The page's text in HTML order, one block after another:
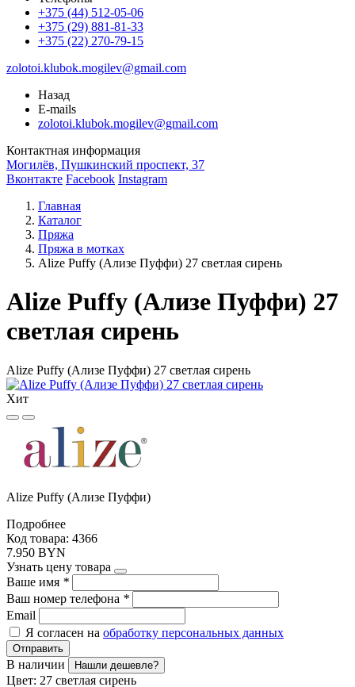
+375 (44) 512-05-06
+375 (29) 881-81-33
+375 (22) 270-79-15
zolotoi.klubok.mogilev@gmail.com
Назад
E-mails
zolotoi.klubok.mogilev@gmail.com
Контактная информация
Могилёв, Пушкинский проспект, 37
Вконтакте Facebook Instagram
Главная
Каталог
Пряжа
Пряжа в мотках
Alize Puffy (Ализе Пуффи) 27 светлая сирень
Alize Puffy (Ализе Пуффи) 27
светлая сирень
Alize Puffy (Ализе Пуффи) 27 светлая сирень
Хит
Alize Puffy (Ализе Пуффи)
Подробнее
Код товара: 4366
7.950 BYN
Узнать цену товара
Ваше имя *
Ваш номер телефона *
Email
Я согласен на обработку персональных данных
Отправить
В наличии Нашли дешевле?
Цвет: 27 светлая сирень